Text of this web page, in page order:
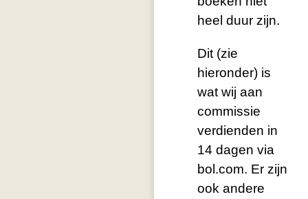
heel duur zijn.
Dit (zie
hieronder) is
wat wij aan
commissie
verdienden in
14 dagen via
bol.com. Er zijn
ook andere